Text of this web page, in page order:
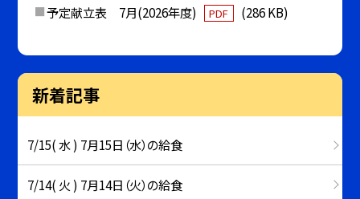
予定献立表 7月(2026年度)
PDF (286 KB)
新着記事
7/15( 水 ) 7月15日（水）の給食
7/14( 火 ) 7月14日（火）の給食